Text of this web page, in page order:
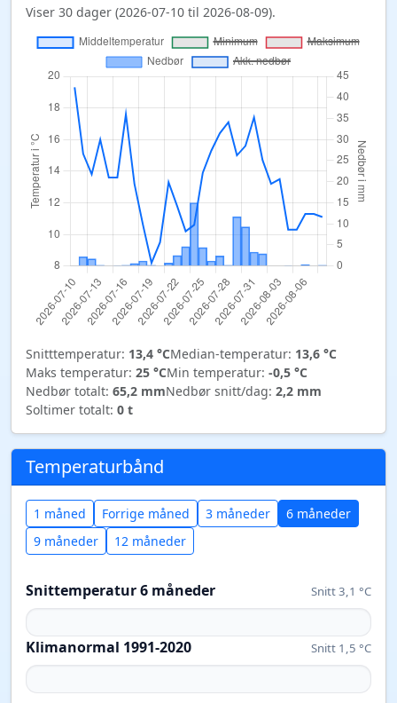
Viser 30 dager (2026-07-10 til 2026-08-09).
Snitttemperatur: 13,4 °CMedian-temperatur: 13,6 °C
Maks temperatur: 25 °CMin temperatur: -0,5 °C
Nedbør totalt: 65,2 mmNedbør snitt/dag: 2,2 mm
Soltimer totalt: 0 t
Temperaturbånd
1 måned Forrige måned 3 måneder
6 måneder
9 måneder
12 måneder
Snittemperatur 6 måneder Snitt 3,1 °C
Klimanormal 1991-2020 Snitt 1,5 °C